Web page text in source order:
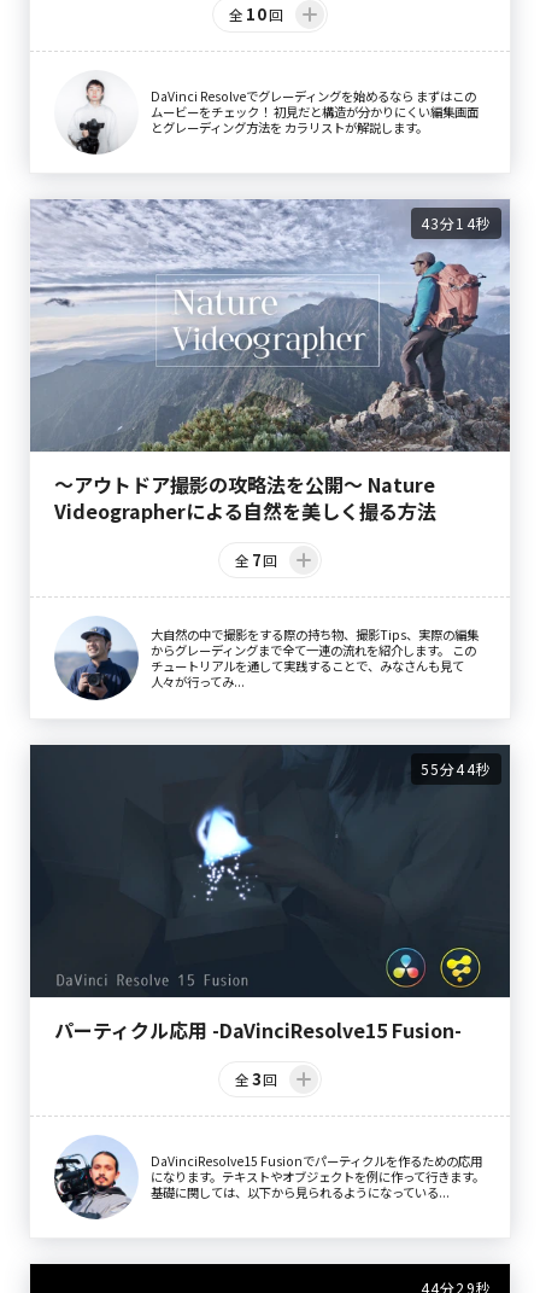
全 10回
DaVinci Resolveでグレーディングを始めるなら まずはこの
ムービーをチェック！ 初見だと構造が分かりにくい編集画面
とグレーディング方法を カラリストが解説します。
43分14秒
〜アウトドア撮影の攻略法を公開〜 Nature
Videographerによる自然を美しく撮る方法
全 7回
大自然の中で撮影をする際の持ち物、撮影Tips、実際の編集
からグレーディングまで全て一連の流れを紹介します。 この
チュートリアルを通して実践することで、みなさんも見て
人々が行ってみ...
55分44秒
パーティクル応用 -DaVinciResolve15 Fusion-
全3回
DaVinciResolve15 Fusionでパーティクルを作るための応用
になります。テキストやオブジェクトを例に作って行きます。
基礎に関しては、以下から見られるようになっている...
44分29秒